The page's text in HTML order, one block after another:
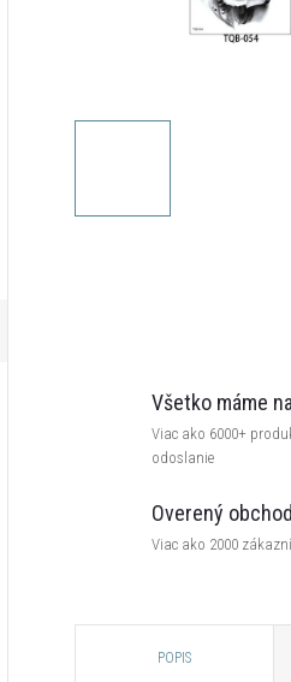
Všetko máme
Viac ako 6000+
odoslanie
Overený obchod
Viac ako 2000
POPIS